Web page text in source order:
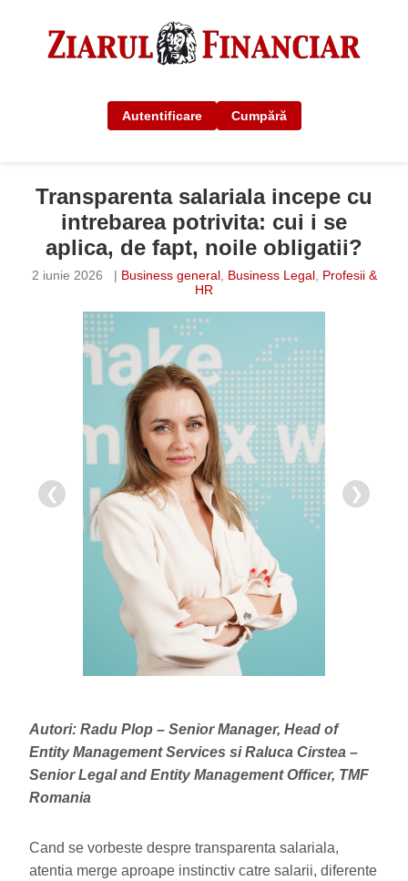
Autentificare Cumpără
Transparenta salariala incepe cu
intrebarea potrivita: cui i se
aplica, de fapt, noile obligatii?
2 iunie 2026 | Business general, Business Legal, Profesii &
HR
❮ ❯
Autori: Radu Plop – Senior Manager, Head of
Entity Management Services si Raluca Cirstea –
Senior Legal and Entity Management Officer, TMF
Romania
Cand se vorbeste despre transparenta salariala,
atentia merge aproape instinctiv catre salarii, diferente